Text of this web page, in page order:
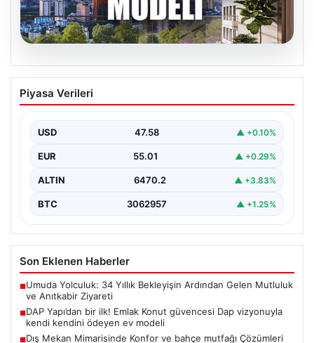
05.08.2026
DAP Yapı’dan bir ilk! Emlak Konut
güvencesi Dap vizyonuyla kendi
Piyasa Verileri
USD 47.58 ▲ +0.10%
EUR 55.01 ▲ +0.29%
ALTIN 6470.2 ▲ +3.83%
BTC 3062957 ▲ +1.25%
Son Eklenen Haberler
■Umuda Yolculuk: 34 Yıllık Bekleyişin Ardından Gelen Mutluluk
ve Anıtkabir Ziyareti
■DAP Yapı’dan bir ilk! Emlak Konut güvencesi Dap vizyonuyla
kendi kendini ödeyen ev modeli
■Dış Mekan Mimarisinde Konfor ve bahçe mutfağı Çözümleri